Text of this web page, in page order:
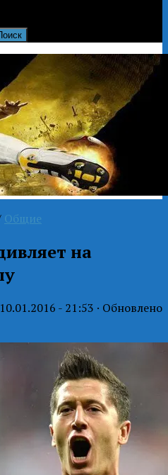
Общие
на
10.01.2016 - 21:53 · Обновлено